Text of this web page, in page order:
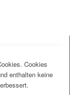
Cookies
enthalten keine